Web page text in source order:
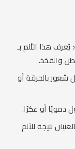
: يُعرف هذا الألم بـ
والفخذ.
شعور بالحرقة أو
دمويًا أو عكرًا.
نتيجة للألم